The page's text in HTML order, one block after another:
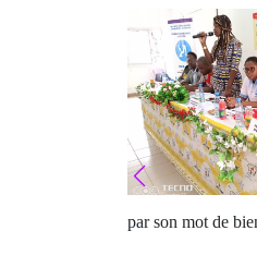
par son mot de